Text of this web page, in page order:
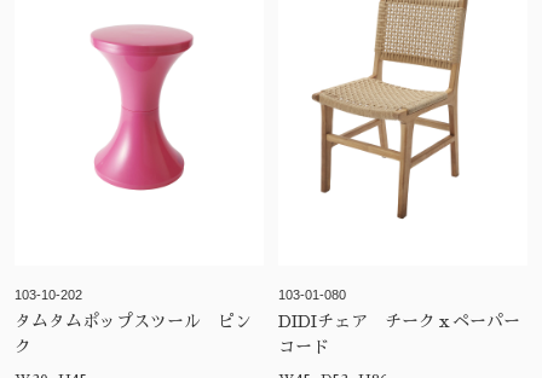
103-10-202
タムタムポップスツール ピン
ク
103-01-080
DIDIチェア チークｘペーパー
コード